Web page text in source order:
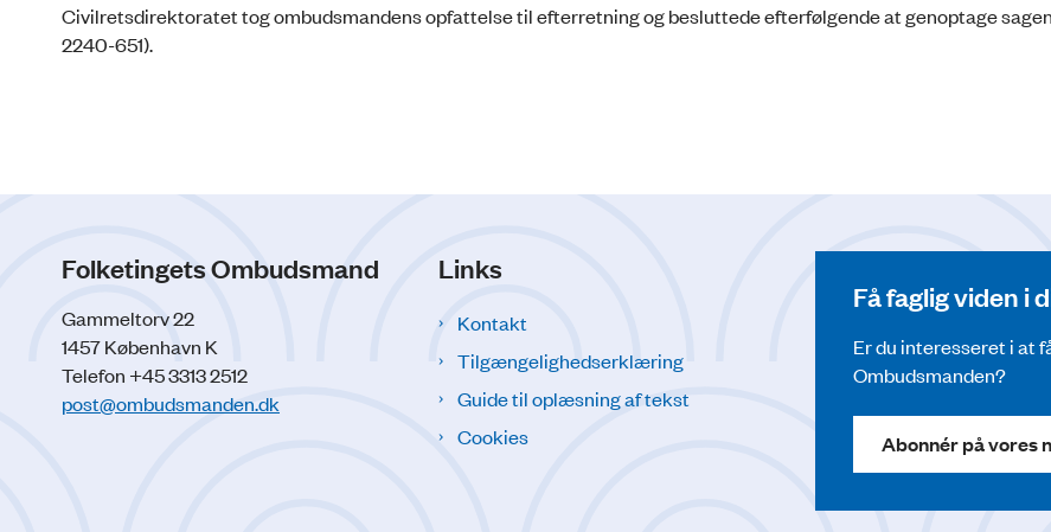
Civilretsdirektoratet tog ombudsmandens opfattelse til efterretning og besluttede efterfølgende at genoptage sagen.
2240-651).
Folketingets Ombudsmand
Gammeltorv 22
1457 København K
Telefon +45 3313 2512
post@ombudsmanden.dk
Links
Kontakt
Tilgængelighedserklæring
Guide til oplæsning af tekst
Cookies
Få faglig viden i
Er du interesseret i at
Ombudsmanden?
Abonnér på vores